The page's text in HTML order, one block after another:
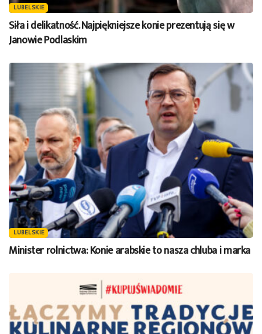
LUBELSKIE
Siła i delikatność. Najpiękniejsze konie prezentują się w
Janowie Podlaskim
LUBELSKIE
Minister rolnictwa: Konie arabskie to nasza chluba i marka